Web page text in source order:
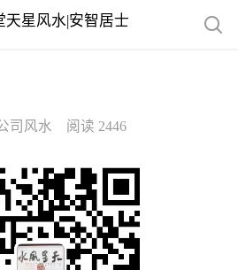
天星风水|安智居士
司风水 阅读 2446